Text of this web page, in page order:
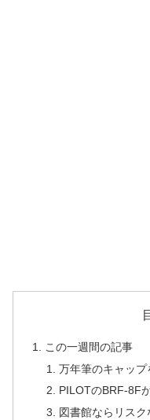
この一週間の記事
万年筆のキャップ
PILOTのBRF-8F
図書館ならリス